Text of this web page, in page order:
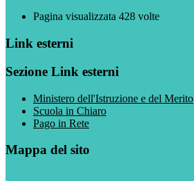
Pagina visualizzata 428 volte
Link esterni
Sezione Link esterni
Ministero dell'Istruzione e del Merito
Scuola in Chiaro
Pago in Rete
Mappa del sito